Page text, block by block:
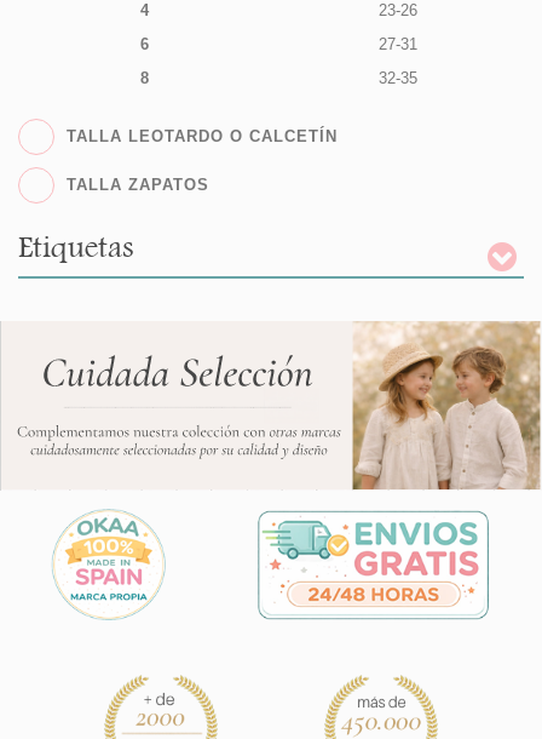
4
23-26
6
27-31
8
32-35
TALLA LEOTARDO O CALCETÍN
TALLA ZAPATOS
Etiquetas